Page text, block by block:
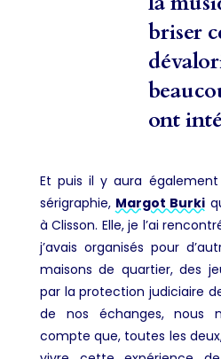
briser
ont
Et puis il y aura
sérigraphie, Margot Burki
à Clisson. Elle, je l’ai
j’avais organisés pour
maisons de quartier, des
par la protection judiciaire
de nos échanges, nous
compte que, toutes les